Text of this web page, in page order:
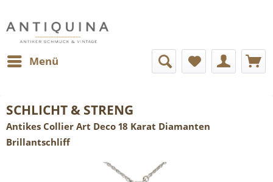
Menü
SCHLICHT & STRENG
Antikes Collier Art Deco 18 Karat Diamanten
Brillantschliff